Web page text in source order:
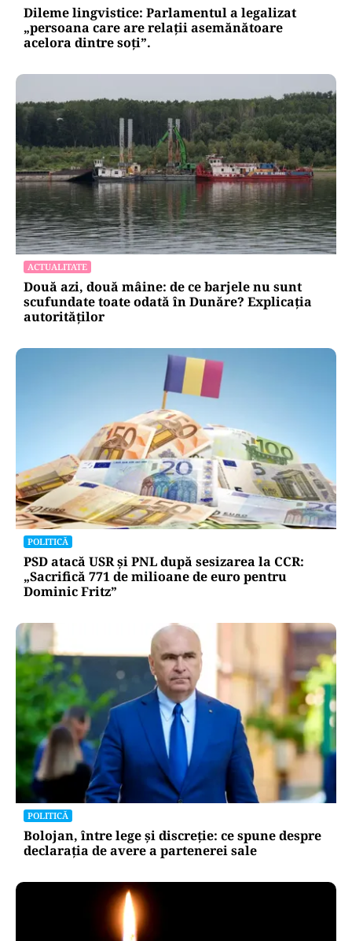
Dileme lingvistice: Parlamentul a legalizat
„persoana care are relații asemănătoare
acelora dintre soți”.
ACTUALITATE
Două azi, două mâine: de ce barjele nu sunt
scufundate toate odată în Dunăre? Explicația
autorităților
POLITICĂ
PSD atacă USR și PNL după sesizarea la CCR:
„Sacrifică 771 de milioane de euro pentru
Dominic Fritz”
POLITICĂ
Bolojan, între lege și discreție: ce spune despre
declarația de avere a partenerei sale